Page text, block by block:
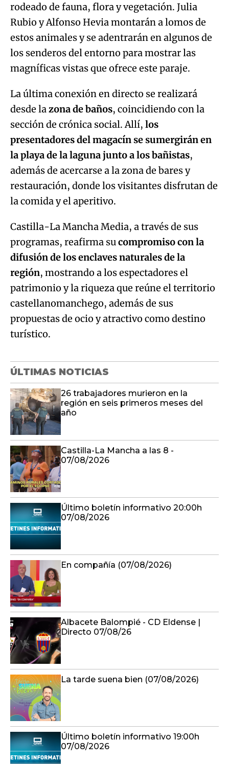
rodeado de fauna, flora y vegetación. Julia
Rubio y Alfonso Hevia montarán a lomos de
estos animales y se adentrarán en algunos de
los senderos del entorno para mostrar las
magníficas vistas que ofrece este paraje.
La última conexión en directo se realizará
desde lazona de baños, coincidiendo con la
sección de crónica social. Allí, los
presentadores del magacín se sumergirán en
la playa de la laguna junto a los bañistas,
además de acercarse a la zona de bares y
restauración, donde los visitantes disfrutan de
la comida y el aperitivo.
Castilla-La Mancha Media, a través de sus
programas, reafirma sucompromiso con la
difusión de los enclaves naturales de la
región, mostrando a los espectadores el
patrimonio y la riqueza que reúne el territorio
castellanomanchego, además de sus
propuestas de ocio y atractivo como destino
turístico.
ÚLTIMAS NOTICIAS
26 trabajadores murieron en la
región en seis primeros meses del
año
Castilla-La Mancha a las 8 -
07/08/2026
Último boletín informativo 20:00h
07/08/2026
En compañía (07/08/2026)
Albacete Balompié - CD Eldense |
Directo 07/08/26
La tarde suena bien (07/08/2026)
Último boletín informativo 19:00h
07/08/2026